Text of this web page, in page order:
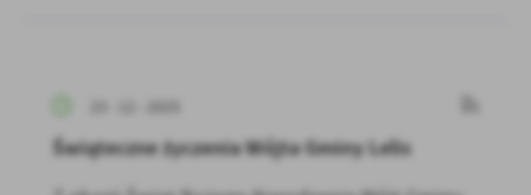
Świąteczne życzenia Wójta Gminy Lelis